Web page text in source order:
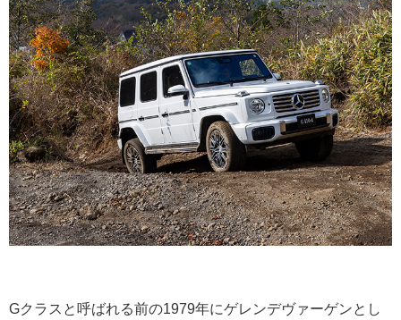
Gクラスと呼ばれる前の1979年にゲレンデヴァーゲンとし